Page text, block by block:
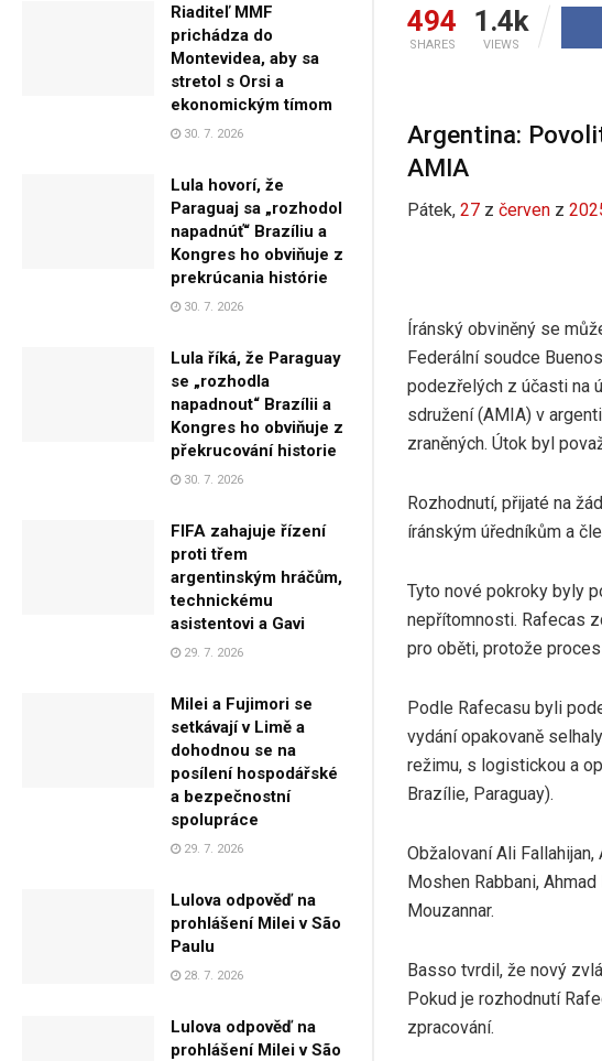
Riaditeľ MMF
prichádza do
Montevidea, aby sa
stretol s Orsi a
ekonomickým tímom
30. 7. 2026
Lula hovorí, že
Paraguaj sa „rozhodol
napadnúť“ Brazíliu a
Kongres ho obviňuje z
prekrúcania histórie
30. 7. 2026
Lula říká, že Paraguay
se „rozhodla
napadnout“ Brazílii a
Kongres ho obviňuje z
překrucování historie
30. 7. 2026
FIFA zahajuje řízení
proti třem
argentinským hráčům,
technickému
asistentovi a Gavi
29. 7. 2026
Milei a Fujimori se
setkávají v Limě a
dohodnou se na
posílení hospodářské
a bezpečnostní
spolupráce
29. 7. 2026
Lulova odpověď na
prohlášení Milei v São
Paulu
28. 7. 2026
Lulova odpověď na
prohlášení Milei v São
494
SHARES
1.4k
VIEWS
Argentina:
AMIA
Pátek, 27 z červen z
Íránský obviněný se
Federální soudce
podezřelých z účasti na
sdružení (AMIA) v
zraněných. Útok byl
Rozhodnutí, přijaté na
íránským úředníkům a
Tyto nové pokroky byly
nepřítomnosti. Rafecas
pro oběti, protože
Podle Rafecasu byli
vydání opakovaně
režimu, s logistickou a
Brazílie, Paraguay).
Obžalovaní Ali
Moshen Rabbani,
Mouzannar.
Basso tvrdil, že nový
Pokud je rozhodnutí
zpracování.